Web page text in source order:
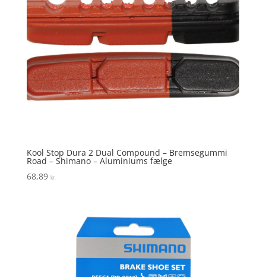
Kool Stop Dura 2 Dual Compound – Bremsegummi
Road – Shimano – Aluminiums fælge
68,89 kr.